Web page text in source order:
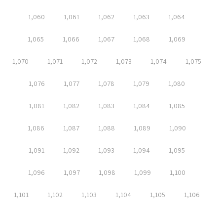
1,060 1,061 1,062 1,063 1,064
1,065 1,066 1,067 1,068 1,069
1,070 1,071 1,072 1,073 1,074 1,075
1,076 1,077 1,078 1,079 1,080
1,081 1,082 1,083 1,084 1,085
1,086 1,087 1,088 1,089 1,090
1,091 1,092 1,093 1,094 1,095
1,096 1,097 1,098 1,099 1,100
1,101 1,102 1,103 1,104 1,105 1,106